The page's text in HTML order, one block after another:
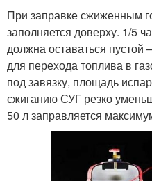
При заправке сжиженным
заполняется доверху. 1/5
должна оставаться пустой
для перехода топлива в
под завязку, площадь
сжиганию СУГ резко
50 л заправляется